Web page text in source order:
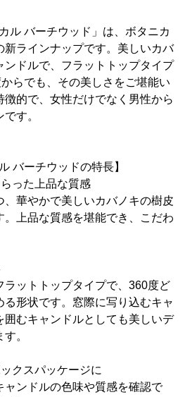
ル バーチウッド」は、ボタニカ
新ラインナップです。美しいカバ
ンドルで、フラットトップタイプ
らでも、その美しさをご堪能い
的で、女性だけでなく男性から
す。
バーチウッドの特長】
った上品な質感
華やかで美しいカバノキの樹皮
。上品な質感を堪能でき、こだわ
ットトップタイプで、360度ど
形状です。窓際に写り込むキャ
囲むキャンドルとしても美しいデ
。
クスパッケージに
ンドルの色味や質感を確認で